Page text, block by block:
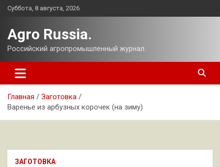
Перейти
Суббота, 8 августа, 2026
Agro Russia.
Российский агропромышленный журнал.
Главная
Заготовка
Варенье из арбузных корочек (на зиму)
ЗАГОТОВКА